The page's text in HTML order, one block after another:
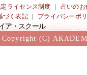
ライセンス制度
占いのお
づく表記 プライバシーポ
Copyright (C)